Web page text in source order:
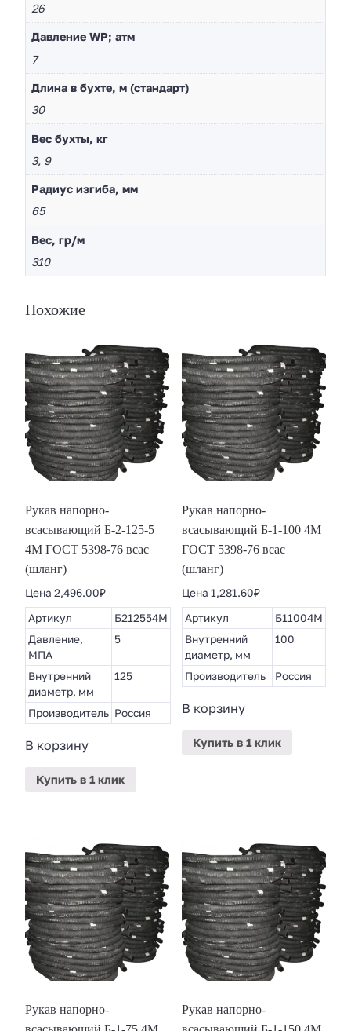
26
Давление WP; атм
7
Длина в бухте, м (стандарт)
30
Вес бухты, кг
3, 9
Радиус изгиба, мм
65
Вес, гр/м
310
Похожие
Рукав напорно-
всасывающий Б-2-125-5
4М ГОСТ 5398-76 всас
(шланг)
Цена 2,496.00₽
Артикул
Б212554М
Давление,
МПА
5
Внутренний
диаметр, мм
125
Производитель Россия
В корзину
Купить в 1 клик
Рукав напорно-
всасывающий Б-1-100 4М
ГОСТ 5398-76 всас
(шланг)
Цена 1,281.60₽
Артикул
Б11004М
Внутренний
диаметр, мм
100
Производитель Россия
В корзину
Купить в 1 клик
Рукав напорно-
Рукав напорно-